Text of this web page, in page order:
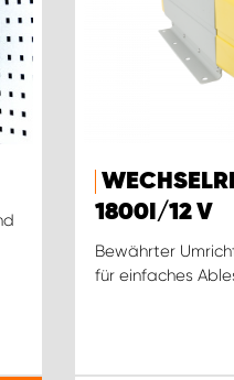
1800I/12 V
Bewährter
für einfaches